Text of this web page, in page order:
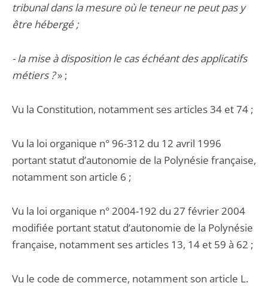
tribunal dans la mesure où le teneur ne peut pas y
être hébergé ;
- la mise à disposition le cas échéant des applicatifs
métiers ?» ;
Vu la Constitution, notamment ses articles 34 et 74 ;
Vu la loi organique n° 96-312 du 12 avril 1996
portant statut d’autonomie de la Polynésie française,
notamment son article 6 ;
Vu la loi organique n° 2004-192 du 27 février 2004
modifiée portant statut d’autonomie de la Polynésie
française, notamment ses articles 13, 14 et 59 à 62 ;
Vu le code de commerce, notamment son article L.